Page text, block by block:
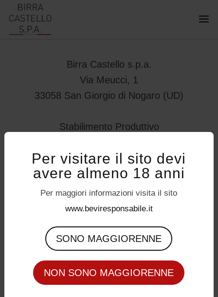
Birra Castello s.p.a.
Via Meucci, 1
33058 San Giorgio di Nogaro (UD)
Stabilimento Produttivo
32034 – Pedavena (BL)
servizioconsumatori@birracastello.it
Seguici su
P.I. 01994920302
Per visitare il sito devi
avere almeno 18 anni
Per maggiori informazioni visita il sito
www.beviresponsabile.it
SONO MAGGIORENNE
NON SONO MAGGIORENNE